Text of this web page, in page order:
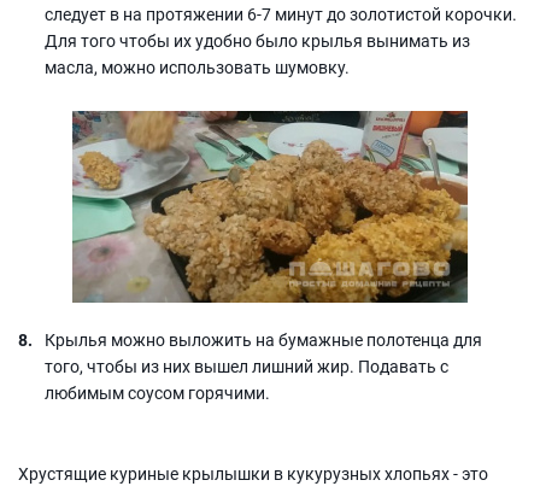
следует в на протяжении 6-7 минут до золотистой корочки.
Для того чтобы их удобно было крылья вынимать из
масла, можно использовать шумовку.
Крылья можно выложить на бумажные полотенца для
того, чтобы из них вышел лишний жир. Подавать с
любимым соусом горячими.
Хрустящие куриные крылышки в кукурузных хлопьях - это